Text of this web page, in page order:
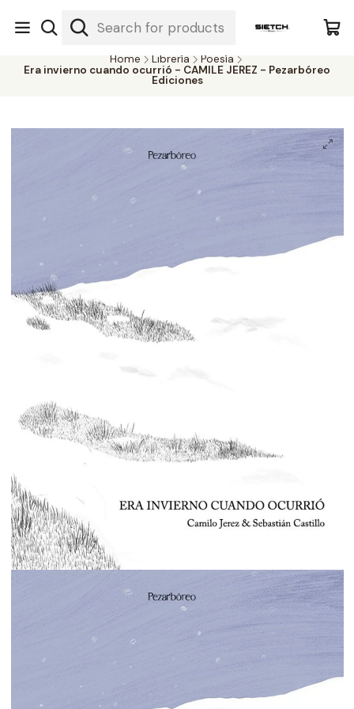
Nuestra librería - Serrano 317 local 3 - Limache.
#SomospartedelSietch
Home Librería
Poesía
Era invierno cuando ocurrió - CAMILE JEREZ - Pezarbóreo
Ediciones